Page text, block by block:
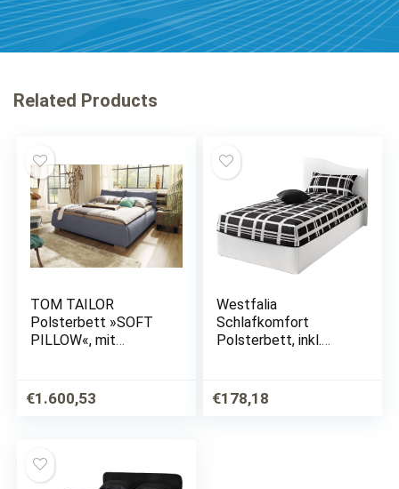
Related Products
TOM TAILOR
Polsterbett »SOFT
PILLOW«, mit
wahlweise mit
Lattenrost und
€1.600,53
Westfalia
Schlafkomfort
Polsterbett, inkl.
Matratze
€178,18